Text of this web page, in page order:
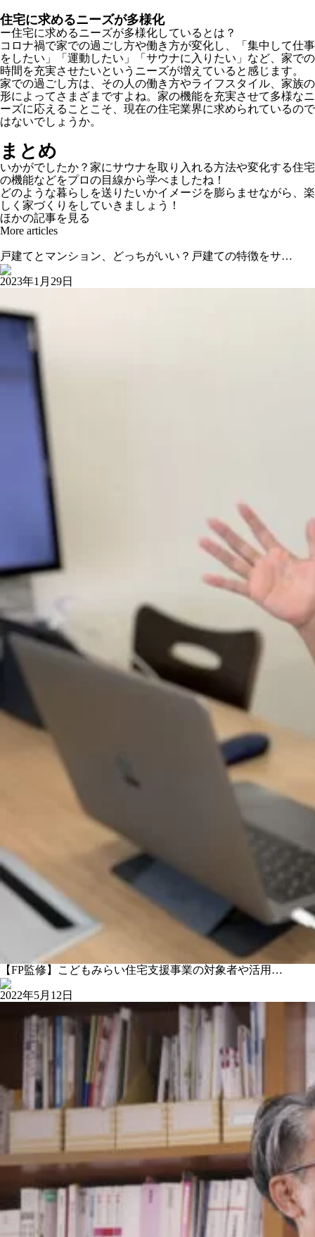
住宅に求めるニーズが多様化
ー住宅に求めるニーズが多様化しているとは？
コロナ禍で家での過ごし方や働き方が変化し、「集中して仕事
をしたい」「運動したい」「サウナに入りたい」など、家での
時間を充実させたいというニーズが増えていると感じます。
家での過ごし方は、その人の働き方やライフスタイル、家族の
形によってさまざまですよね。家の機能を充実させて多様なニ
ーズに応えることこそ、現在の住宅業界に求められているので
はないでしょうか。
まとめ
いかがでしたか？家にサウナを取り入れる方法や変化する住宅
の機能などをプロの目線から学べましたね！
どのような暮らしを送りたいかイメージを膨らませながら、楽
しく家づくりをしていきましょう！
ほかの記事を見る
More articles
戸建てとマンション、どっちがいい？戸建ての特徴をサ…
2023年1月29日
【FP監修】こどもみらい住宅支援事業の対象者や活用…
2022年5月12日